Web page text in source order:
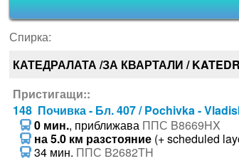
Спирка:
КАТЕДРАЛАТА /ЗА КВАРТАЛИ /
Пристигащи::
148 Почивка - Бл. 407 / Pochivka -
0 мин., приближава ППС B8669HX
на 5.0 км разстояние(+ scheduled
34 мин. ППС B2682TH